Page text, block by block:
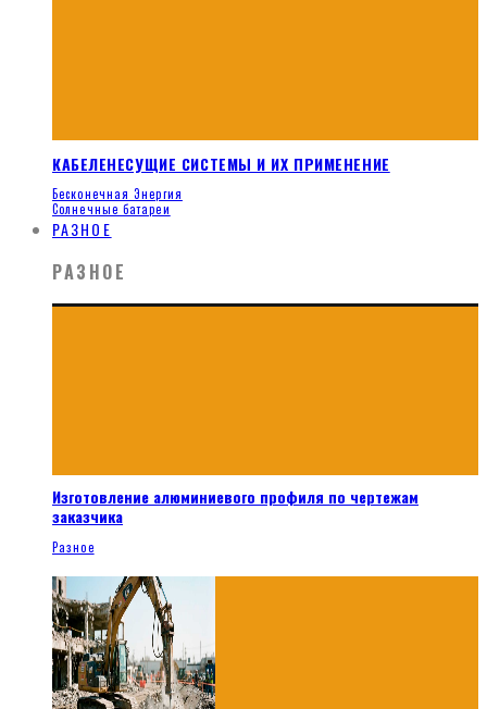
КАБЕЛЕНЕСУЩИЕ СИСТЕМЫ И ИХ ПРИМЕНЕНИЕ
Бесконечная Энергия
Солнечные батареи
РАЗНОЕ
РАЗНОЕ
Изготовление алюминиевого профиля по чертежам
заказчика
Разное